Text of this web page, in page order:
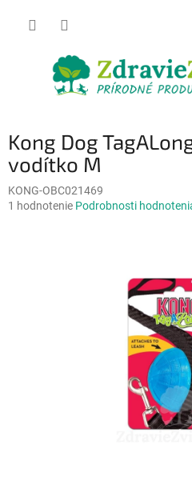
Kong Dog
vodítko M
KONG-OBC021469
Priemerné
1 hodnotenie Podrobnosti